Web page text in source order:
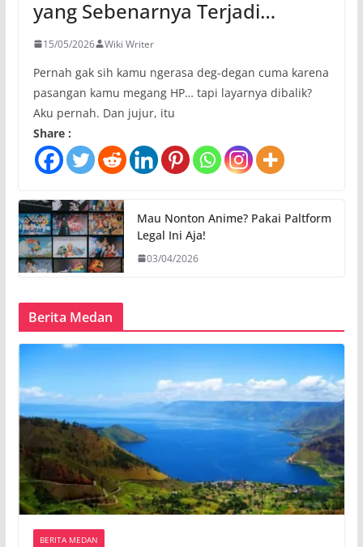
yang Sebenarnya Terjadi…
15/05/2026 Wiki Writer
Pernah gak sih kamu ngerasa deg-degan cuma karena
pasangan kamu megang HP… tapi layarnya dibalik?
Aku pernah. Dan jujur, itu
Share :
Mau Nonton Anime? Pakai Paltform
Legal Ini Aja!
03/04/2026
Berita Medan
BERITA MEDAN